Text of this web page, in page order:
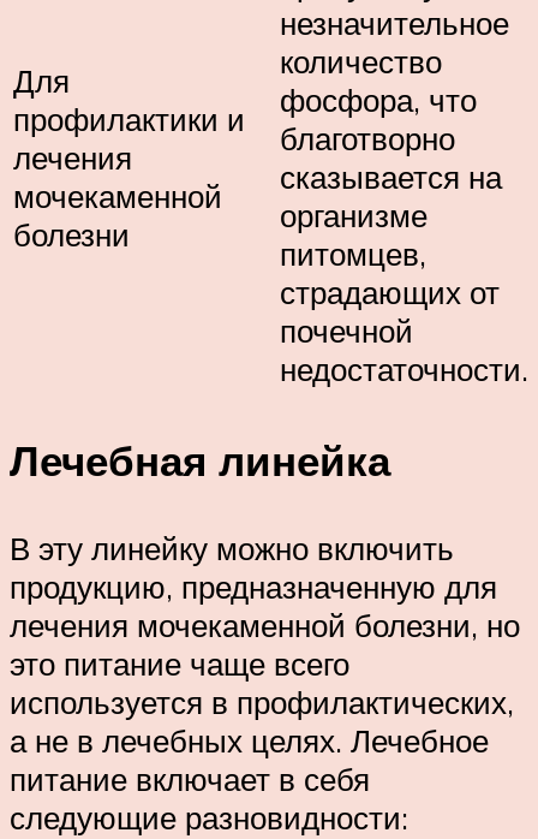
Для
профилактики и
лечения
мочекаменной
болезни
незначительное
количество
фосфора, что
благотворно
сказывается на
организме
питомцев,
страдающих от
почечной
недостаточности.
Лечебная линейка
В эту линейку можно включить
продукцию, предназначенную для
лечения мочекаменной болезни, но
это питание чаще всего
используется в профилактических,
а не в лечебных целях. Лечебное
питание включает в себя
следующие разновидности: